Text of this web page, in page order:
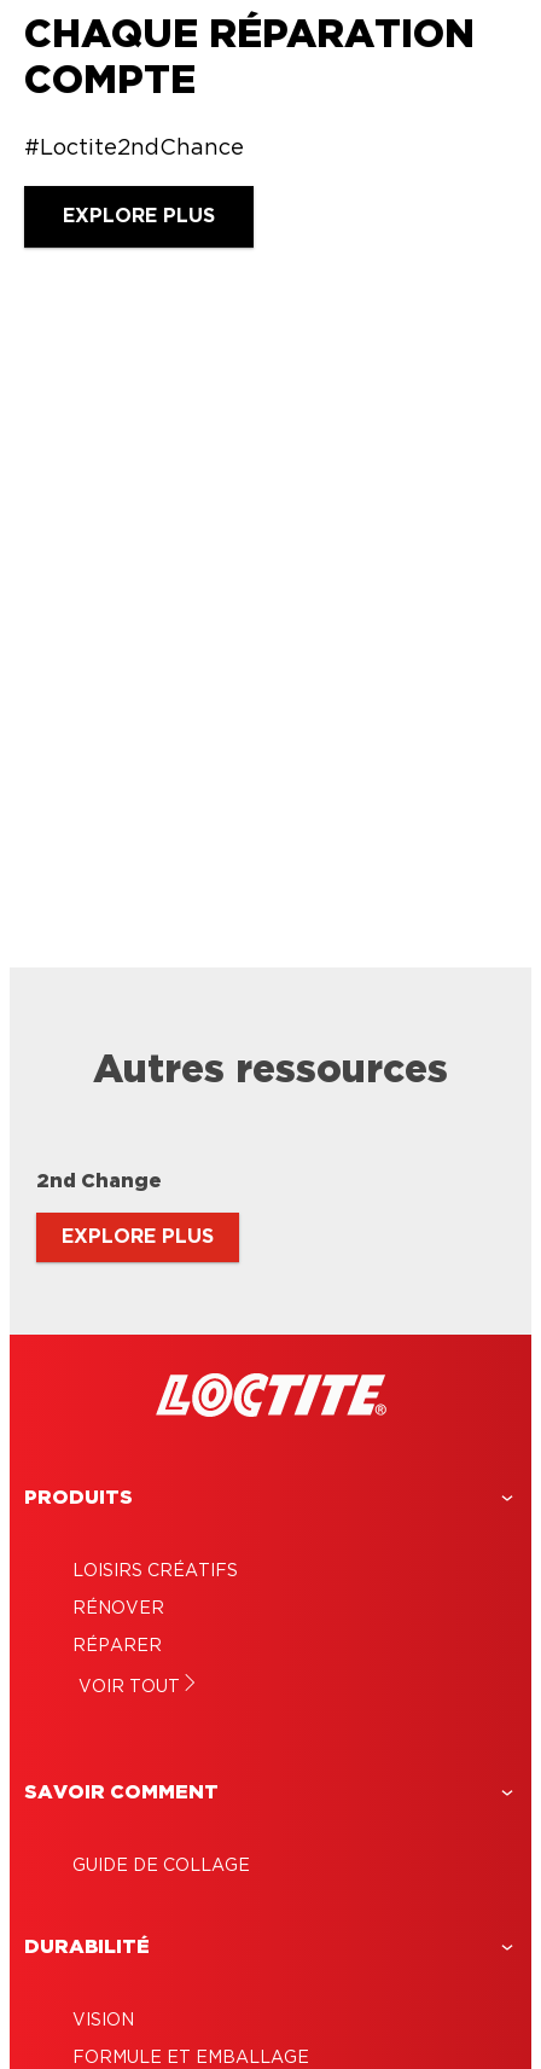
CHAQUE RÉPARATION
COMPTE
#Loctite2ndChance
EXPLORE PLUS
Autres ressources
2nd Change
EXPLORE PLUS
PRODUITS
LOISIRS CRÉATIFS
RÉNOVER
RÉPARER
VOIR TOUT
SAVOIR COMMENT
GUIDE DE COLLAGE
DURABILITÉ
VISION
FORMULE ET EMBALLAGE